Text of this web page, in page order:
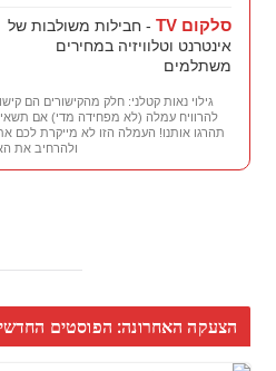
סלקום TV
- חבילות משולבות של
אינטרנט וטלוויזיה במחירים
משתלמים
גילוי נאות קטלני: חלק מהקישורים הם
להרוויח עמלה (לא מפחידה מדי) אם
תהרגו אותנו! העמלה הזו לא מייקרת לכם
ולהרחיב את
הצעקה האחרונה: הפוסטים